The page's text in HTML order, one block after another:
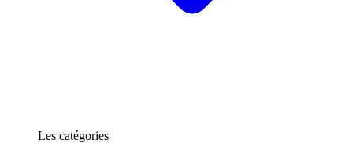
Les catégories